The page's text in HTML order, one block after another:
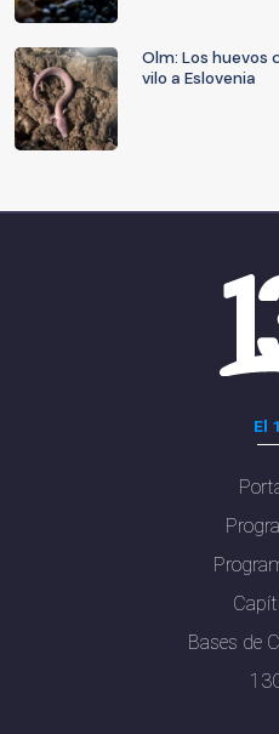
Olm: Los huevos
vilo a Eslovenia
El
Bases de